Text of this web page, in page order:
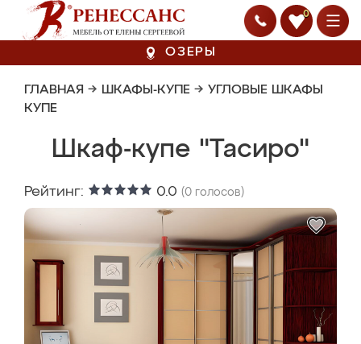
0
ОЗЕРЫ
ГЛАВНАЯ → ШКАФЫ-КУПЕ → УГЛОВЫЕ ШКАФЫ
КУПЕ
Шкаф-купе "Тасиро"
Рейтинг: 0.0 (0 голосов)